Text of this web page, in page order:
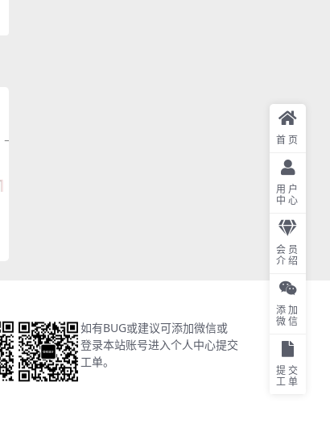
如有BUG或建议可添加微信或
登录本站账号进入个人中心提交
工单。
首页
用户
中心
会员
介绍
添加
微信
提交
工单